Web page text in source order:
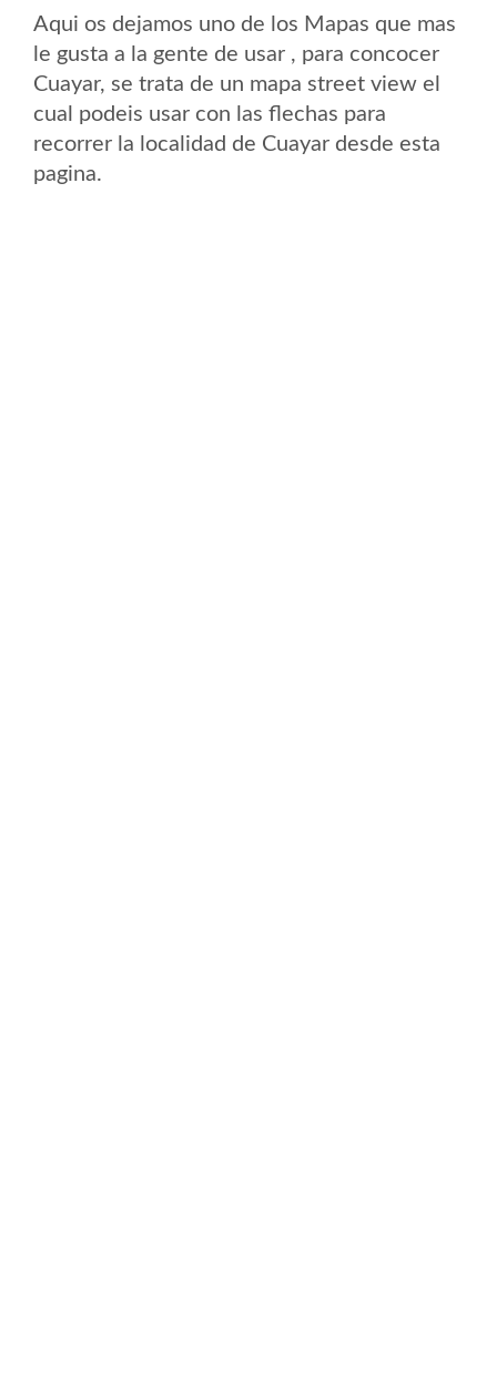
Aqui os dejamos uno de los Mapas que mas
le gusta a la gente de usar , para concocer
Cuayar, se trata de un mapa street view el
cual podeis usar con las flechas para
recorrer la localidad de Cuayar desde esta
pagina.